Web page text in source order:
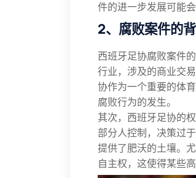
件的进一步发展可能
2、腐败案件的
西班牙足协腐败案件
行业，涉及的商业交
协作为一个重要的体
腐败行为的发生。
其次，西班牙足协的
部分人控制，决策过
提供了肥沃的土壤。
自主权，这使得某些